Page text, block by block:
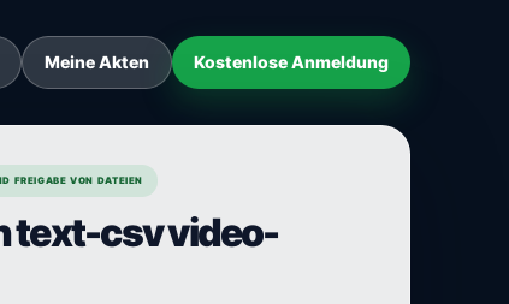
Meine Akten Kostenlose Anmeldung
FREIGABE VON DATEIEN
text-csv video-